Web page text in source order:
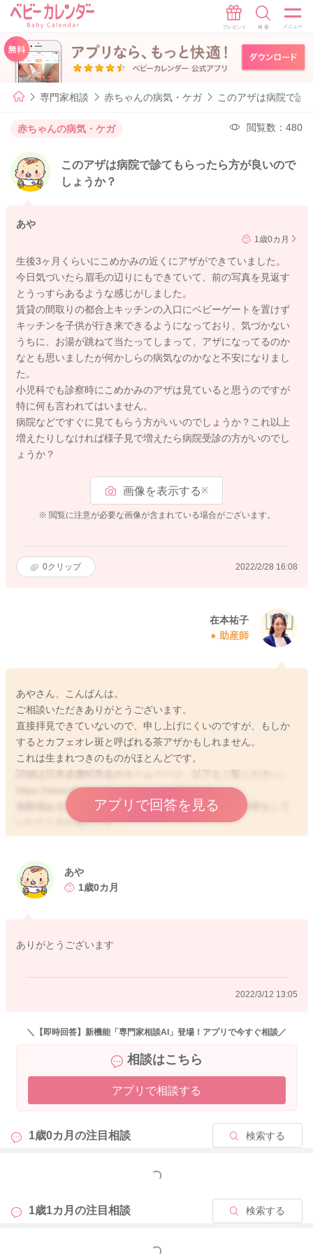
専門家相談 赤ちゃんの病気・ケガ このアザは病院で診
赤ちゃんの病気・ケガ 閲覧数：480
このアザは病院で診てもらったら方が良いので
しょうか？
あや
1歳0カ月
生後3ヶ月くらいにこめかみの近くにアザができていました。
今日気づいたら眉毛の辺りにもできていて、前の写真を見返す
とうっすらあるような感じがしました。
賃貸の間取りの都合上キッチンの入口にベビーゲートを置けず
キッチンを子供が行き来できるようになっており、気づかない
うちに、お湯が跳ねて当たってしまって、アザになってるのか
なとも思いましたが何かしらの病気なのかなと不安になりまし
た。
小児科でも診察時にこめかみのアザは見ていると思うのですが
特に何も言われてはいません。
病院などですぐに見てもらう方がいいのでしょうか？これ以上
増えたりしなければ様子見で増えたら病院受診の方がいのでし
ょうか？
画像を表示する※
※ 閲覧に注意が必要な画像が含まれている場合がございます。
0クリップ 2022/2/28 16:08
在本祐子
助産師
あやさん、こんばんは。
ご相談いただきありがとうございます。
直接拝見できていないので、申し上げにくいのですが、もしか
するとカフェオレ斑と呼ばれる茶アザかもしれません。
これは生まれつきのものがほとんどです。
詳細は日本皮膚科学会のホームページ、以下をご覧ください。
https://www.dermatol.or.jp/qa/qa21/q07.html
複数個ある場合には、何のアザであるかを含めて、診察をして
いただく方が安心です。
どうぞよろしくお願いします。
アプリで回答を見る
あや
1歳0カ月
ありがとうございます
2022/3/12 13:05
＼【即時回答】新機能「専門家相談AI」登場！アプリで今すぐ相談／
相談はこちら
アプリで相談する
1歳0カ月の注目相談 検索する
もっと見る
1歳1カ月の注目相談 検索する
もっと見る